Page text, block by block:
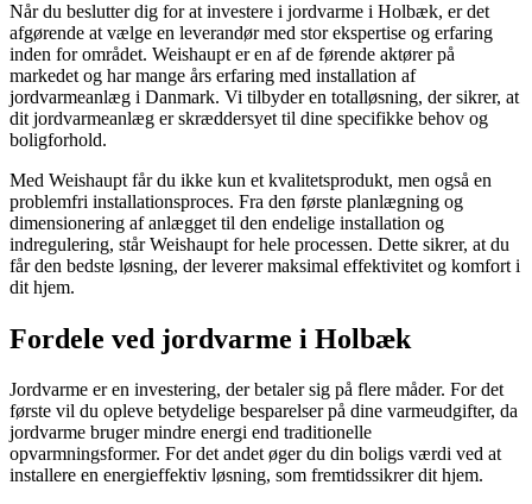
Når du beslutter dig for at investere i jordvarme i Holbæk, er det
afgørende at vælge en leverandør med stor ekspertise og erfaring
inden for området. Weishaupt er en af de førende aktører på
markedet og har mange års erfaring med installation af
jordvarmeanlæg i Danmark. Vi tilbyder en totalløsning, der sikrer, at
dit jordvarmeanlæg er skræddersyet til dine specifikke behov og
boligforhold.
Med Weishaupt får du ikke kun et kvalitetsprodukt, men også en
problemfri installationsproces. Fra den første planlægning og
dimensionering af anlægget til den endelige installation og
indregulering, står Weishaupt for hele processen. Dette sikrer, at du
får den bedste løsning, der leverer maksimal effektivitet og komfort i
dit hjem.
Fordele ved jordvarme i Holbæk
Jordvarme er en investering, der betaler sig på flere måder. For det
første vil du opleve betydelige besparelser på dine varmeudgifter, da
jordvarme bruger mindre energi end traditionelle
opvarmningsformer. For det andet øger du din boligs værdi ved at
installere en energieffektiv løsning, som fremtidssikrer dit hjem.